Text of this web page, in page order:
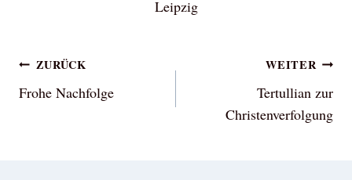
Leipzig
Beitragsnavigation
ZURÜCK
Frohe Nachfolge
WEITER
Tertullian zur
Christenverfolgung